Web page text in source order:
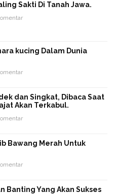
Sakti Di Tanah Jawa.
kucing Dalam Dunia
dan Singkat, Dibaca Saat
Akan Terkabul.
Bawang Merah Untuk
Banting Yang Akan Sukses